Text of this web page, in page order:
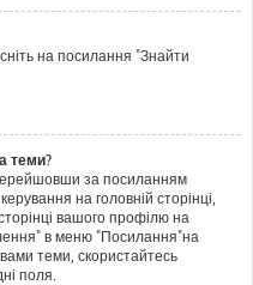
на посилання "Знайти
теми?
за посиланням
на головній сторінці,
вашого профілю на
в меню "Посилання"на
теми, скористайтесь
поля.